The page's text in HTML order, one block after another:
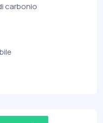
carbonio